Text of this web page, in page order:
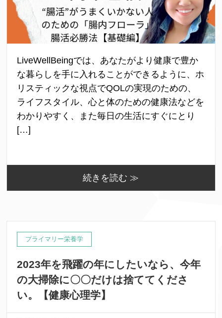
LiveWellBeingでは、あなたがより健康で豊か
な暮らしを手に入れることができるように、ホ
リスティックな視点でQOLの実現のための、
ライフスタイル、心と体のための健康法などを
わかりやすく、また毎日の生活にすぐにとり
[…]
続きを読む ≫
プライマリー栄養学
2023年を飛躍の年にしたいなら、今年
の大掃除に〇〇だけは捨ててくださ
い。【健康心理学】